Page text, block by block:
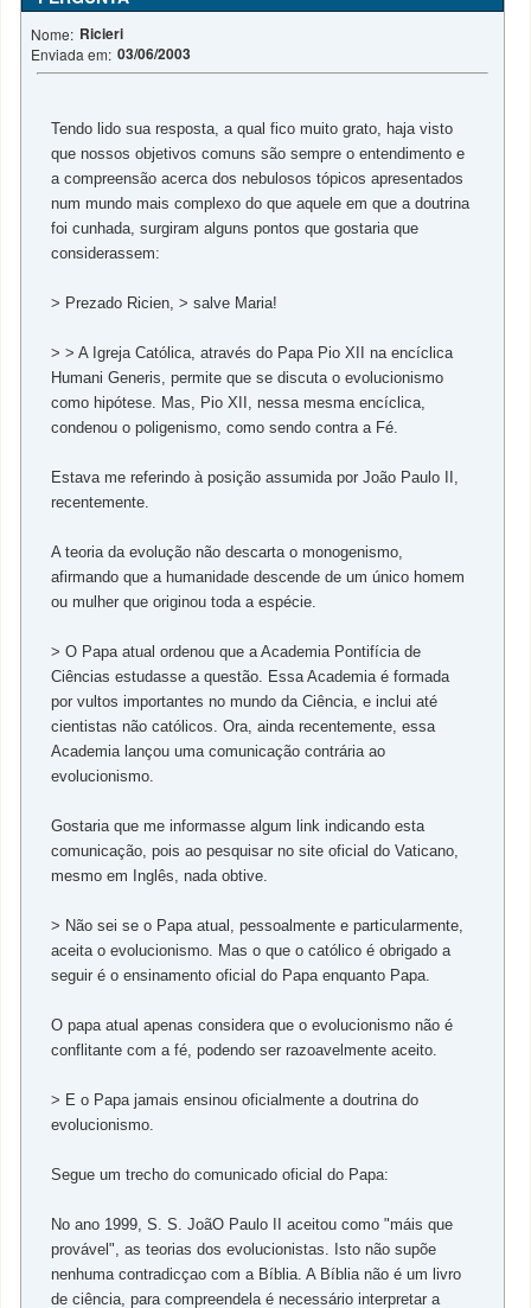
Nome: Ricieri
Enviada em: 03/06/2003
Tendo lido sua resposta, a qual fico muito grato, haja visto
que nossos objetivos comuns são sempre o entendimento e
a compreensão acerca dos nebulosos tópicos apresentados
num mundo mais complexo do que aquele em que a doutrina
foi cunhada, surgiram alguns pontos que gostaria que
considerassem:
> Prezado Ricien, > salve Maria!
> > A Igreja Católica, através do Papa Pio XII na encíclica
Humani Generis, permite que se discuta o evolucionismo
como hipótese. Mas, Pio XII, nessa mesma encíclica,
condenou o poligenismo, como sendo contra a Fé.
Estava me referindo à posição assumida por João Paulo II,
recentemente.
A teoria da evolução não descarta o monogenismo,
afirmando que a humanidade descende de um único homem
ou mulher que originou toda a espécie.
> O Papa atual ordenou que a Academia Pontifícia de
Ciências estudasse a questão. Essa Academia é formada
por vultos importantes no mundo da Ciência, e inclui até
cientistas não católicos. Ora, ainda recentemente, essa
Academia lançou uma comunicação contrária ao
evolucionismo.
Gostaria que me informasse algum link indicando esta
comunicação, pois ao pesquisar no site oficial do Vaticano,
mesmo em Inglês, nada obtive.
> Não sei se o Papa atual, pessoalmente e particularmente,
aceita o evolucionismo. Mas o que o católico é obrigado a
seguir é o ensinamento oficial do Papa enquanto Papa.
O papa atual apenas considera que o evolucionismo não é
conflitante com a fé, podendo ser razoavelmente aceito.
> E o Papa jamais ensinou oficialmente a doutrina do
evolucionismo.
Segue um trecho do comunicado oficial do Papa:
No ano 1999, S. S. JoãO Paulo II aceitou como "máis que
provável", as teorias dos evolucionistas. Isto não supõe
nenhuma contradicçao com a Bíblia. A Bíblia não é um livro
de ciência, para compreendela é necessário interpretar a